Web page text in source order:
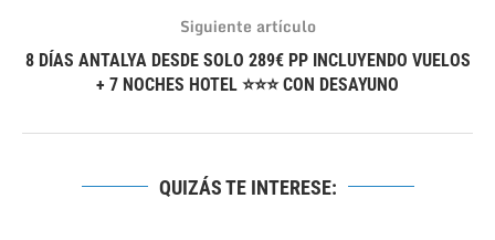
Siguiente artículo
8 DÍAS ANTALYA DESDE SOLO 289€ PP INCLUYENDO VUELOS
+ 7 NOCHES HOTEL ⭐⭐⭐ CON DESAYUNO
QUIZÁS TE INTERESE: